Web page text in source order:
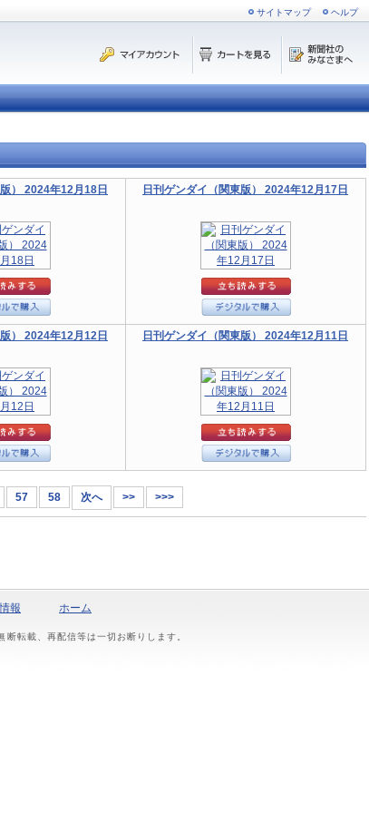
サイトマップ ヘルプ
） 2024年12月18日 日刊ゲンダイ（関東版） 2024年12月17日
） 2024年12月12日 日刊ゲンダイ（関東版） 2024年12月11日
57 58 次へ >> >>>
報 ホーム
転載、再配信等は一切お断りします。